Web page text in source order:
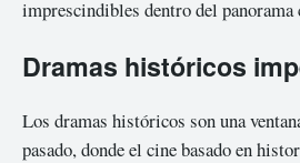
imprescindibles dentro del
Dramas históricos
Los dramas históricos son una
pasado, donde el cine basado en